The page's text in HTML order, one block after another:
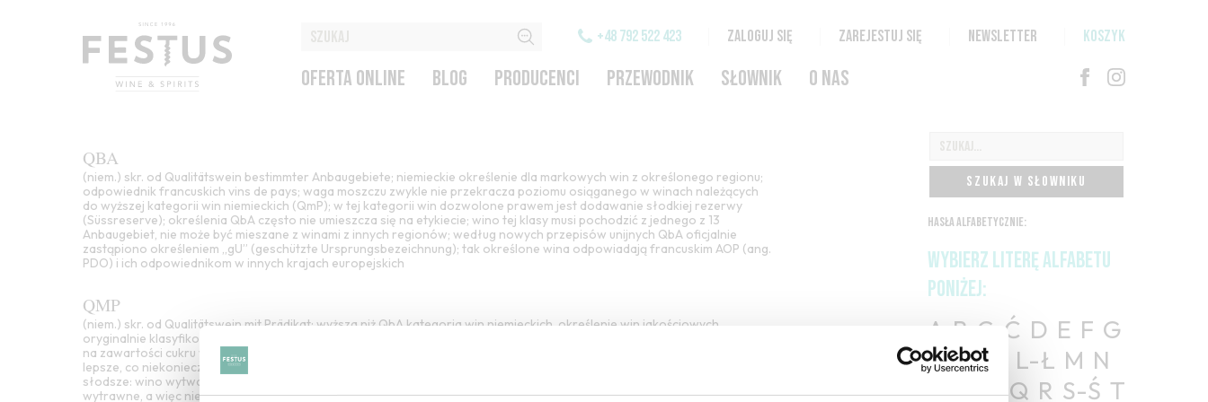
+48 792 522 423 ZALOGUJ SIĘ ZAREJESTUJ SIĘ NEWSLETTER KOSZYK
OFERTA ONLINE BLOG PRODUCENCI PRZEWODNIK SŁOWNIK O NAS
QBA
(niem.) skr. od Qualitätswein bestimmter Anbaugebiete; niemieckie określenie dla markowych win z określonego regionu;
odpowiednik francuskich vins de pays; waga moszczu zwykle nie przekracza poziomu osiąganego w winach należących
do wyższej kategorii win niemieckich (QmP); w tej kategorii win dozwolone prawem jest dodawanie słodkiej rezerwy
(Süssreserve); określenia QbA często nie umieszcza się na etykiecie; wino tej klasy musi pochodzić z jednego z 13
Anbaugebiet, nie może być mieszane z winami z innych regionów; według nowych przepisów unijnych QbA oficjalnie
zastąpiono określeniem „gU” (geschützte Ursprungsbezeichnung); tak określone wina odpowiadają francuskim AOP (ang.
PDO) i ich odpowiednikom w innych krajach europejskich
QMP
(niem.) skr. od Qualitätswein mit Prädikat; wyższa niż QbA kategoria win niemieckich, określenie win jakościowych,
oryginalnie klasyfikowanych według wzrostu wagi moszczu użytego do ich produkcji; jest to system klasyfikacyjny oparty
na zawartości cukru w moszczu użytym do wytwarzania wina, sugerujący, że im wyższa zawartość cukru, tym
lepsze, co niekoniecznie musi być prawdą, ponadto wyższa
słodsze: wino wytwarzane z moszczu o wyższej wadze, czyli większej zawartości cukru, może być winifikowane jako
wytrawne, a więc niekoniecznie musismakowaćbardziej słodko; w tej kategorii znajduje się sześć klas win:kabinett,
SZUKAJ W SŁOWNIKU
HASŁA ALFABETYCZNIE:
WYBIERZ LITERĘ ALFABETU
PONIŻEJ:
A B C-Ć D E F G
H I J L-Ł M N
O-Ó P Q R S-Ś T